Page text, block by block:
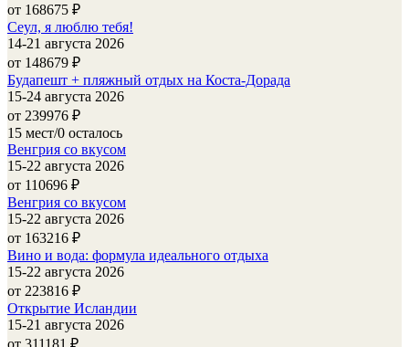
от 168675 ₽
Сеул, я люблю тебя!
14-21 августа 2026
от 148679 ₽
Будапешт + пляжный отдых на Коста-Дорада
15-24 августа 2026
от 239976 ₽
15 мест/0 осталось
Венгрия со вкусом
15-22 августа 2026
от 110696 ₽
Венгрия со вкусом
15-22 августа 2026
от 163216 ₽
Вино и вода: формула идеального отдыха
15-22 августа 2026
от 223816 ₽
Открытие Исландии
15-21 августа 2026